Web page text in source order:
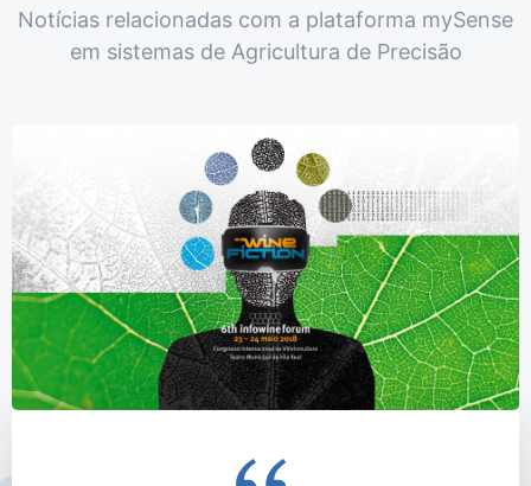
Notícias relacionadas com a plataforma mySense
em sistemas de Agricultura de Precisão